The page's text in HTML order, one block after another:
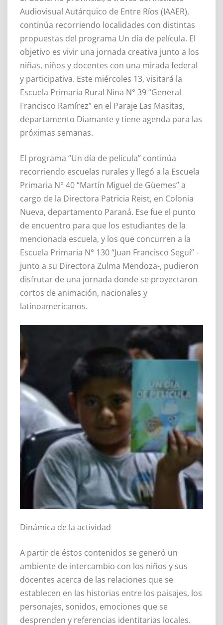
Audiovisual Autárquico de Entre Ríos (IAAER),
continúa recorriendo localidades con distintas
propuestas del programa Un día de película. El
objetivo es vivir una jornada creativa junto a los
niñas, niños y docentes con una mirada federal
y participativa. Este miércoles 13, visitará la
Escuela Primaria Rural Nina N° 39 “General
Francisco Ramírez” en el Paraje Las Masitas,
departamento Diamante y tiene agenda para las
próximas semanas.
El programa “Un día de película” continúa
recorriendo escuelas rurales y llegó a la Escuela
Primaria N° 40 “Martín Miguel de Güemes” a
cargo de la Directora Patricia Reist, en Colonia
Nueva, departamento Paraná. Ese fue el punto
de encuentro para que los estudiantes de la
mencionada escuela, y los que concurren a la
Escuela Primaria N° 130 “Juan Francisco Seguí” -
junto a su Directora Zulma Mendoza-, pudieron
disfrutar de una jornada donde se proyectaron
cortos de animación, nacionales y
latinoamericanos.
Dinámica de la actividad
A partir de éstos contenidos se generó un
ambiente de intercambio con los niños y sus
docentes acerca de las relaciones que se
establecen en las historias entre los paisajes, los
personajes, sonidos, emociones que se
desprenden y referencias identitarias locales.